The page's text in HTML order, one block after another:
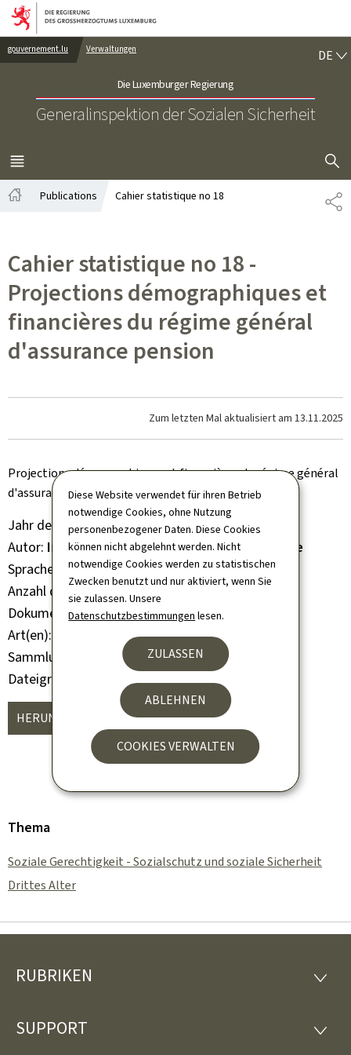
Diese Website verwendet für ihren Betrieb
notwendige Cookies, ohne Nutzung
personenbezogener Daten. Diese Cookies
können nicht abgelehnt werden. Nicht
notwendige Cookies werden zu statistischen
Zwecken benutzt und nur aktiviert, wenn Sie
sie zulassen. Unsere
Datenschutzbestimmungen lesen.
ZULASSEN
ABLEHNEN
COOKIES VERWALTEN
Zur Hauptnavigation
Zum Inhalt
gouvernement.lu Verwaltungen
Die Luxemburger Regierung
Generalinspektion der Sozialen Sicherheit
DE
MENÜ
HAUPT-
Publications Cahier statistique no 18
Cahier statistique no 18 -
Projections démographiques et
financières du régime général
d'assurance pension
Zum letzten Mal aktualisiert am 13.11.2025
Projections démographiques et financières du régime général
d'assurance pension
Jahr der Veröffentlichung 2024
Autor Inspection générale de la sécurité sociale
Sprache(n) Französisch
Anzahl der Seiten 21 seite(n)
Dokumentformat Pdf
Art(en)
Studien, Statistiken
Sammlung
Statistische Themenhefte
Dateigröße
HERUNTERLADEN (FR, PDF - 541 KB)
Thema
Soziale Gerechtigkeit - Sozialschutz und soziale Sicherheit
Drittes Alter
Footer
RUBRIKEN
SUPPORT